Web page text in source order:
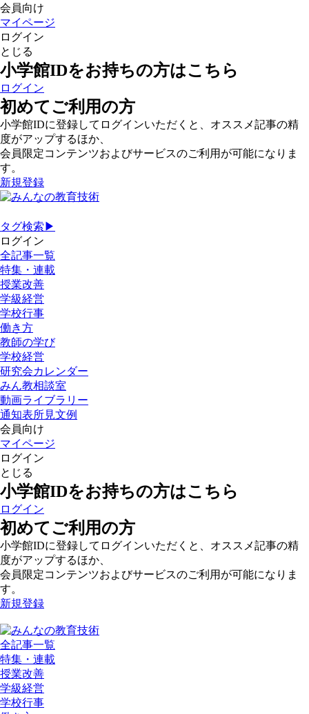
会員向け
マイページ
ログイン
とじる
小学館IDをお持ちの方はこちら
ログイン
初めてご利用の方
小学館IDに登録してログインいただくと、オススメ記事の精
度がアップするほか、
会員限定コンテンツおよびサービスのご利用が可能になりま
す。
新規登録
タグ検索▶
ログイン
全記事一覧
特集・連載
授業改善
学級経営
学校行事
働き方
教師の学び
学校経営
研究会カレンダー
みん教相談室
動画ライブラリー
通知表所見文例
会員向け
マイページ
ログイン
とじる
小学館IDをお持ちの方はこちら
ログイン
初めてご利用の方
小学館IDに登録してログインいただくと、オススメ記事の精
度がアップするほか、
会員限定コンテンツおよびサービスのご利用が可能になりま
す。
新規登録
全記事一覧
特集・連載
授業改善
学級経営
学校行事